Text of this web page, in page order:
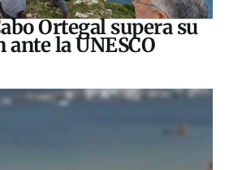
Ortegal supera su
la UNESCO